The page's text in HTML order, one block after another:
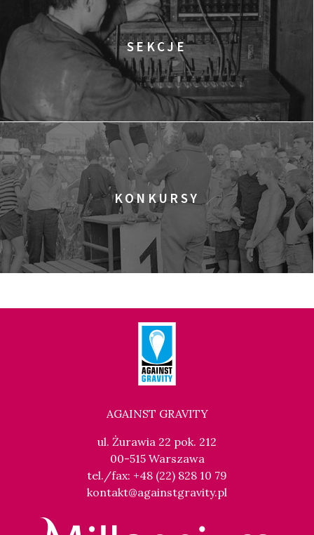
18:30
Gdyńskie Centrum Festiwalowe, sala
Morskie Oko
KLUCZ DO SALVADORA DALEGO
KUP BILET
Gdyńskie Centrum Festiwalowe, sala
Warszawa
CO DRUGA PARA
KUP BILET
20:00
Gdyńskie Centrum Festiwalowe, sala
Warszawa
FILMOTERAPIA Z SENSEM: POKAZ FILMU „CO DRUGA PARA” I
SPOTKANIE Z PSYCHOLOGIEM MGR JOANNĄ TRZASKĄ
20:30
Gdyńskie Centrum Festiwalowe, sala
Morskie Oko
PRE-CRIME. INWIGILACJA 3.0
KUP BILET
21:00
Gdyńskie Centrum Festiwalowe, sala
PRZEŻYĆ: METODA HOUELLEBECQA
KUP BILET
SEKCJE
KONKURSY
AGAINST GRAVITY
ul. Żurawia 22 pok. 212
00-515 Warszawa
tel./fax: +48 (22) 828 10 79
kontakt@againstgravity.pl